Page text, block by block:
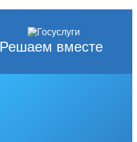
Решаем вместе